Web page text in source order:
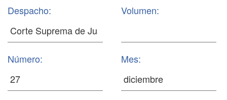
Despacho: Volumen:
Número: Mes: